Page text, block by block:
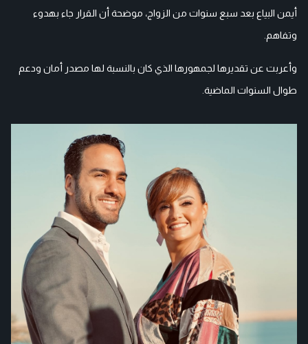
أيمن البياع بعد سبع سنوات من الزواج، موضحة أن القرار جاء بهدوء
وتفاهم.
وأعربت عن تقديرها لجمهورها الذي كان بالنسبة لها مصدر أمان ودعم
طوال السنوات الماضية.